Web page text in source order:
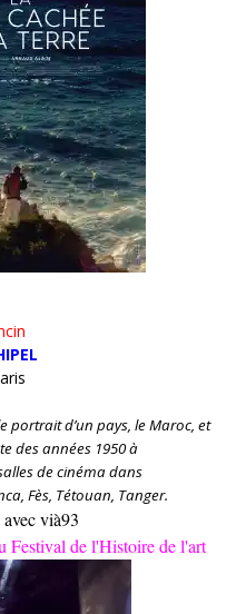
portrait d’un pays, le Maroc, et
des années 1950 à
de cinéma dans
Fès, Tétouan, Tanger.
vià93
Festival de l'Histoire de l'art